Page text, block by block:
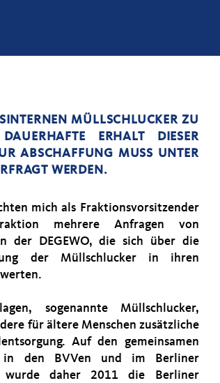
MÜLLSCHLUCKER ZU S
ERHALT DIESER BE
MUSS UNTER BE
WERDEN.
mich als Fraktionsvorsitzender
mehrere Anfragen von
der DEGEWO, die sich über die
der Müllschlucker in ihren
sogenannte Müllschlucker,
für ältere Menschen zusätzliche
Auf den gemeinsamen
in den BVVen und im Berliner
wurde daher 2011 die Berliner